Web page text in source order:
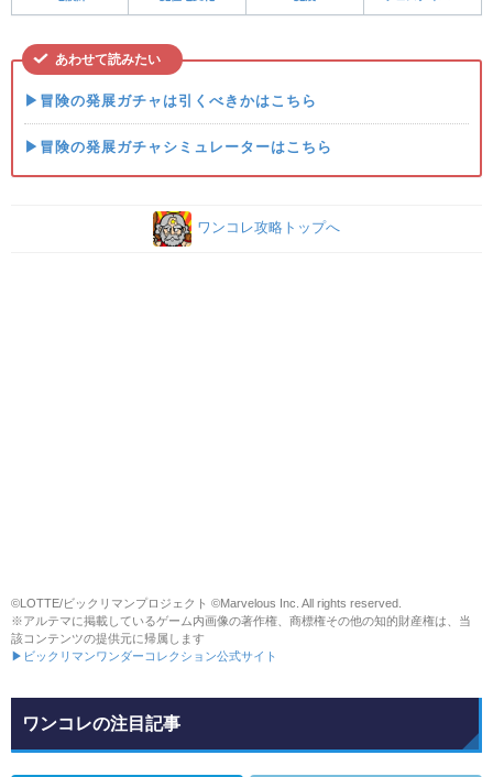
あわせて読みたい
▶冒険の発展ガチャは引くべきかはこちら
▶冒険の発展ガチャシミュレーターはこちら
ワンコレ攻略トップへ
©LOTTE/ビックリマンプロジェクト ©Marvelous Inc. All rights reserved.
※アルテマに掲載しているゲーム内画像の著作権、商標権その他の知的財産権は、当
該コンテンツの提供元に帰属します
▶ビックリマンワンダーコレクション公式サイト
ワンコレの注目記事